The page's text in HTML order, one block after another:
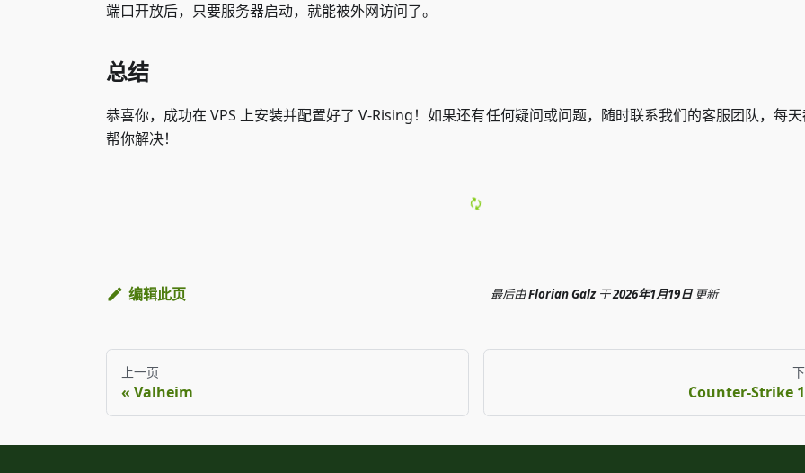
端口开放后，只要服务器启动，就能被外网访问了。
总结
恭喜你，成功在 VPS 上安装并配置好了 V-Rising！如果还有任何疑问或问题，随时联系我们的客服团队，每
帮你解决！
编辑此页 最后由Florian Galz 于2026年1月19日 更新
上一页
Valheim Counter-Strike